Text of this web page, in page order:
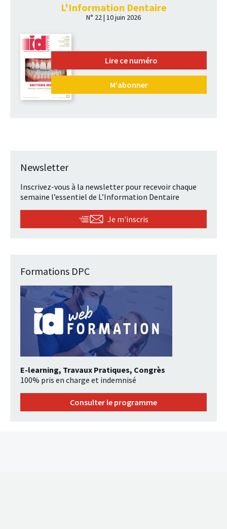
L'Information Dentaire
N° 22 | 10 juin 2026
Lire ce numéro
M'abonner
Newsletter
Inscrivez-vous à la newsletter pour recevoir chaque
semaine l’essentiel de L’Information Dentaire
Je m'inscris
Formations DPC
E-learning, Travaux Pratiques, Congrès
100% pris en charge et indemnisé
Consulter le programme